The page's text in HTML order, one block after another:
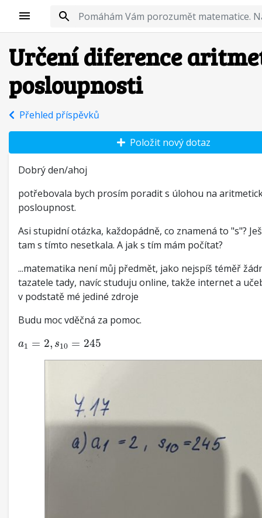
Určení diference
posloupnosti
Přehled příspěvků
Dobrý den/ahoj
potřebovala bych prosím poradit s úlohou na
posloupnost.
Asi stupidní otázka, každopádně, co znamená to "s"?
tam s tímto nesetkala. A jak s tím mám počítat?
...matematika není můj předmět, jako nejspíš téměř
tazatele tady, navíc studuju online, takže internet a
v podstatě mé jediné zdroje
Budu moc vděčná za pomoc.
a1 = 2, s10 = 245
a ,s 10 245
Položit nový dotaz